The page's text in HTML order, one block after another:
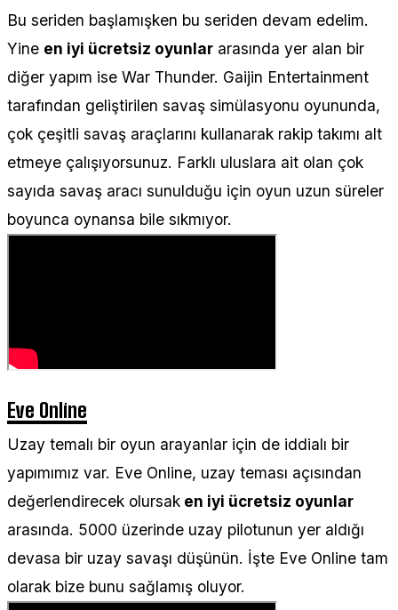
Bu seriden başlamışken bu seriden devam edelim.
Yine en iyi ücretsiz oyunlar arasında yer alan bir
diğer yapım ise War Thunder. Gaijin Entertainment
tarafından geliştirilen savaş simülasyonu oyununda,
çok çeşitli savaş araçlarını kullanarak rakip takımı alt
etmeye çalışıyorsunuz. Farklı uluslara ait olan çok
sayıda savaş aracı sunulduğu için oyun uzun süreler
boyunca oynansa bile sıkmıyor.
Eve Online
Uzay temalı bir oyun arayanlar için de iddialı bir
yapımımız var. Eve Online, uzay teması açısından
değerlendirecek olursak en iyi ücretsiz oyunlar
arasında. 5000 üzerinde uzay pilotunun yer aldığı
devasa bir uzay savaşı düşünün. İşte Eve Online tam
olarak bize bunu sağlamış oluyor.